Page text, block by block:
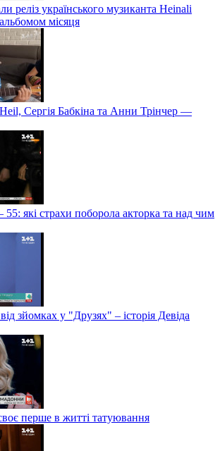
реліз українського музиканта Heinali
місяця
Heil, Сергія Бабкіна та Анни Трінчер —
які страхи поборола акторка та над чим
зйомках у "Друзях" – історія Девіда
перше в житті татуювання